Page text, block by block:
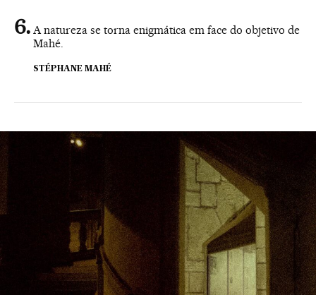
A natureza se torna enigmática em face do objetivo de
Mahé.
STÉPHANE MAHÉ